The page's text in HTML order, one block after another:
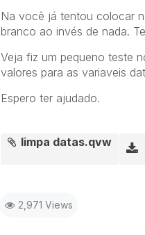
Na você já tentou colocar
branco ao invés de nada.
Veja fiz um pequeno teste
valores para as variaveis
Espero ter ajudado.
limpa datas.qvw
2,971 Views